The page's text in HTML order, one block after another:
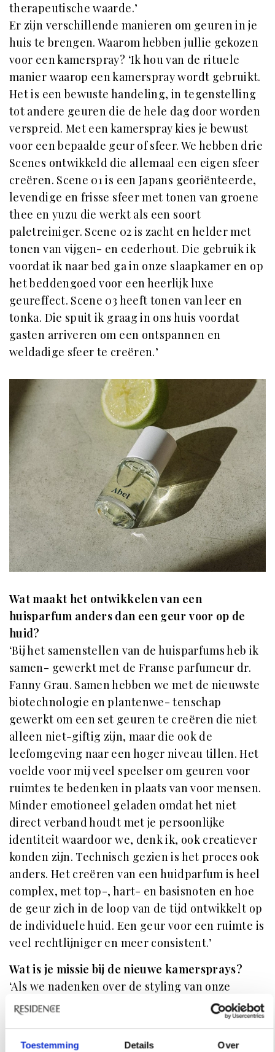
Toestemming Details Over
therapeutische waarde.’
Er zijn verschillende manieren om geuren in je
huis te brengen. Waarom hebben jullie gekozen
voor een kamerspray? ‘Ik hou van de rituele
manier waarop een kamerspray wordt gebruikt.
Het is een bewuste handeling, in tegenstelling
tot andere geuren die de hele dag door worden
verspreid. Met een kamerspray kies je bewust
voor een bepaalde geur of sfeer. We hebben drie
Scenes ontwikkeld die allemaal een eigen sfeer
creëren. Scene 01 is een Japans georiënteerde,
levendige en frisse sfeer met tonen van groene
thee en yuzu die werkt als een soort
paletreiniger. Scene 02 is zacht en helder met
tonen van vijgen- en cederhout. Die gebruik ik
voordat ik naar bed ga in onze slaapkamer en op
het beddengoed voor een heerlijk luxe
geureffect. Scene 03 heeft tonen van leer en
tonka. Die spuit ik graag in ons huis voordat
gasten arriveren om een ontspannen en
weldadige sfeer te creëren.’
Wat maakt het ontwikkelen van een
huisparfum anders dan een geur voor op de
huid?
‘Bij het samenstellen van de huisparfums heb ik
samen- gewerkt met de Franse parfumeur dr.
Fanny Grau. Samen hebben we met de nieuwste
biotechnologie en plantenwe- tenschap
gewerkt om een set geuren te creëren die niet
alleen niet-giftig zijn, maar die ook de
leefomgeving naar een hoger niveau tillen. Het
voelde voor mij veel speelser om geuren voor
ruimtes te bedenken in plaats van voor mensen.
Minder emotioneel geladen omdat het niet
direct verband houdt met je persoonlijke
identiteit waardoor we, denk ik, ook creatiever
konden zijn. Technisch gezien is het proces ook
anders. Het creëren van een huidparfum is heel
complex, met top-, hart- en basisnoten en hoe
de geur zich in de loop van de tijd ontwikkelt op
de individuele huid. Een geur voor een ruimte is
veel rechtlijniger en meer consistent.’
Wat is je missie bij de nieuwe kamersprays?
‘Als we nadenken over de styling van onze
huizen gaat het meestal vooral om het visuele
aspect – kleuren en verlichting – en het gevoel